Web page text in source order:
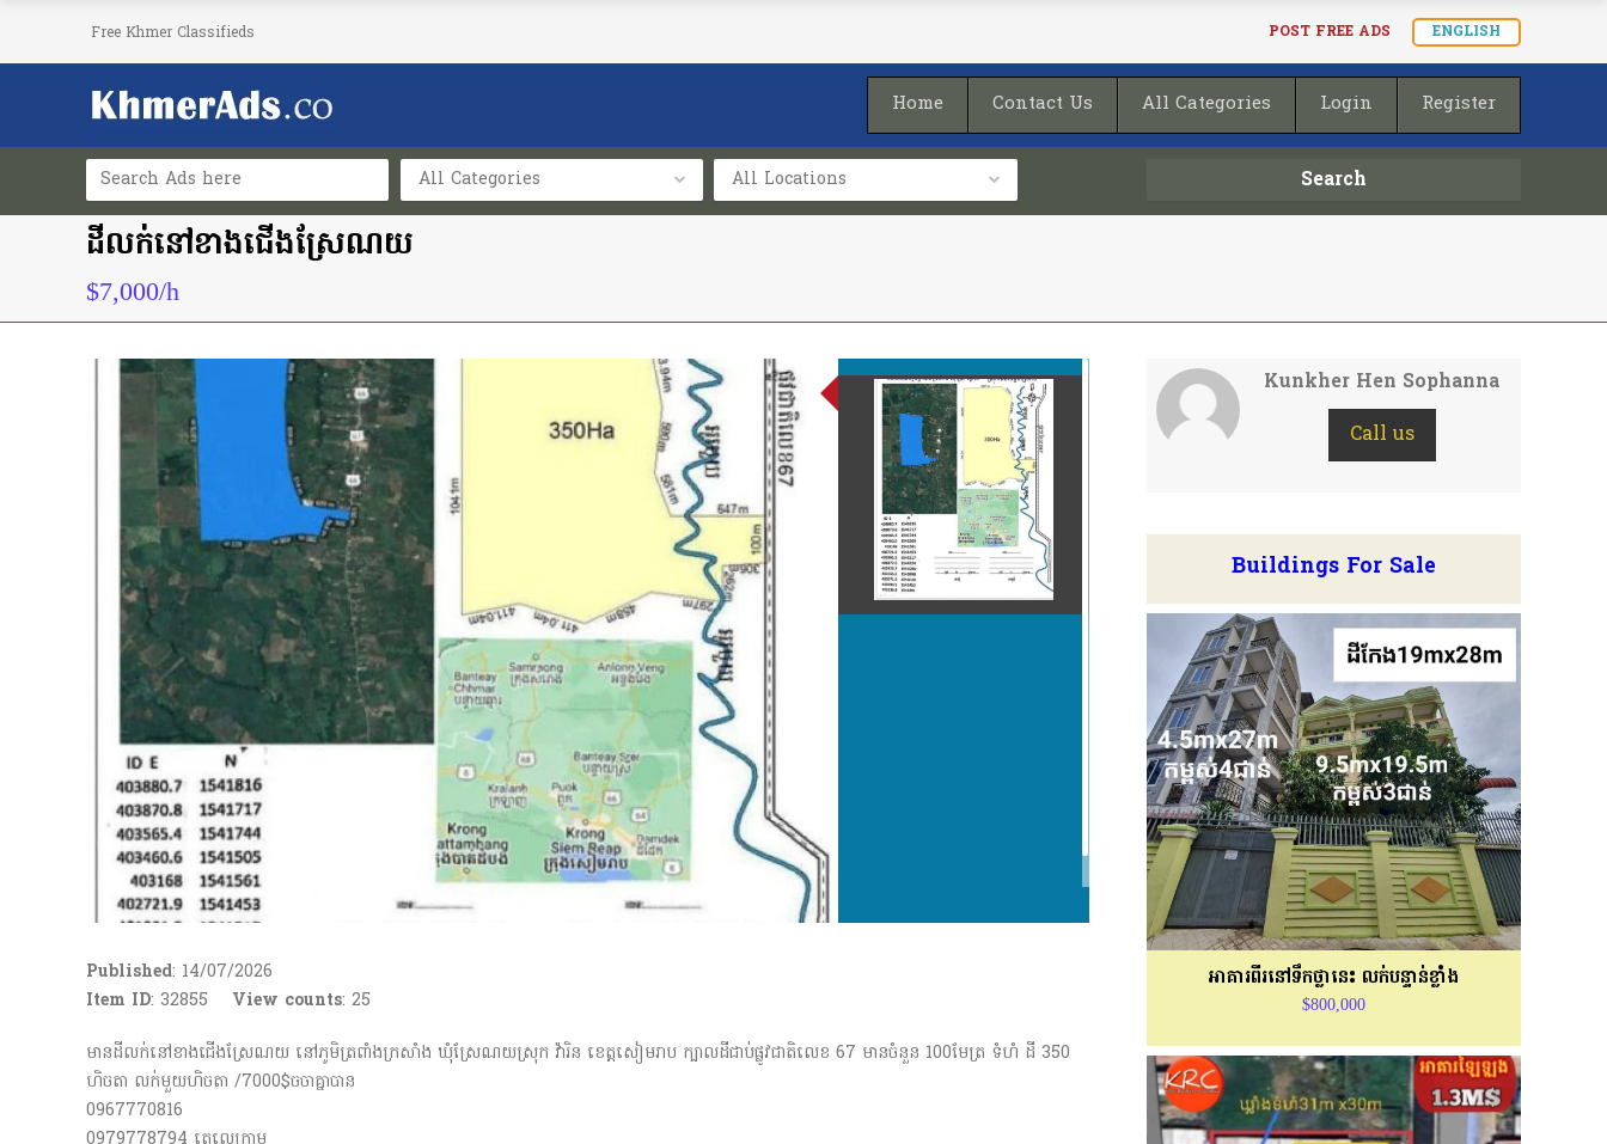
POST FREE ADS ENGLISH
Free Khmer Classifieds
Home Contact Us All Categories Login Register
All Categories All Locations Search
ដីលក់នៅខាងជើងស្រែណយ
$7,000/h
Published: 14/07/2026
Item ID: 32855 View counts: 25
មានដីលក់នៅខាងជើងស្រែណយ នៅភូមិត្រពាំងក្រសាំង ឃុំស្រែណយស្រុក វ៉ារិន ខេត្តសៀមរាប ក្បាលដីជាប់ផ្លូវជាតិលេខ 67 មានចំនួន 100មែត្រ ទំហំ ដី 350
ហិចតា លក់មួយហិចតា /7000$ចចាគ្នាបាន
0967770816
Kunkher Hen Sophanna
Call us
Buildings For Sale
អាគារពីរនៅទឹកថ្លានេះ លក់បន្ទាន់ខ្លាំង
$800,000